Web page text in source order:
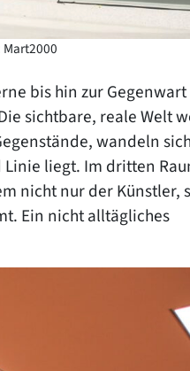
bis hin zur
sichtbare, reale Welt
wandeln
Linie liegt. Im dritten
nicht nur der Künstler,
Ein nicht alltägliches